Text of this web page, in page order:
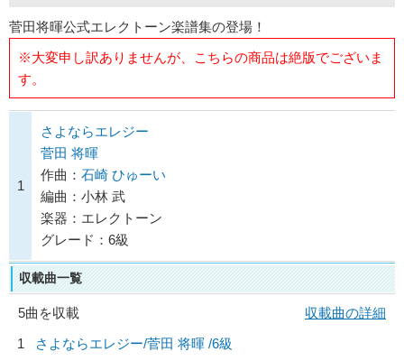
菅田将暉公式エレクトーン楽譜集の登場！
※大変申し訳ありませんが、こちらの商品は絶版でございま
す。
1
さよならエレジー
菅田 将暉
作曲： 石崎 ひゅーい
編曲：小林 武
楽器：エレクトーン
グレード：6級
収載曲一覧
5曲を収載
収載曲の詳細
1
さよならエレジー/菅田 将暉 /6級